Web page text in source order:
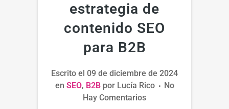
estrategia de
contenido SEO
para B2B
Escrito el 09 de diciembre de 2024
en SEO, B2B por Lucía Rico
No
Hay Comentarios